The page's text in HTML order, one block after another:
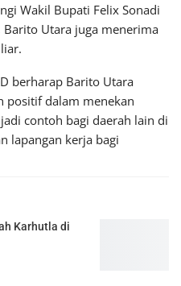
Wakil Bupati Felix Sonadi
Barito Utara juga menerima
berharap Barito Utara
positif dalam menekan
contoh bagi daerah lain di
lapangan kerja bagi
Karhutla di